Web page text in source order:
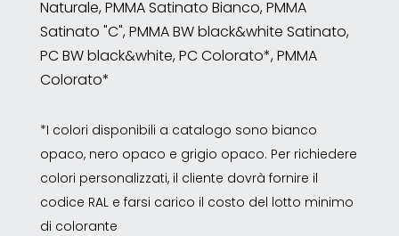
Naturale, PMMA Satinato Bianco, PMMA
Satinato "C", PMMA BW black&white Satinato,
PC BW black&white, PC Colorato*, PMMA
Colorato*
*I colori disponibili a catalogo sono bianco
opaco, nero opaco e grigio opaco. Per richiedere
colori personalizzati, il cliente dovrà fornire il
codice RAL e farsi carico il costo del lotto minimo
di colorante